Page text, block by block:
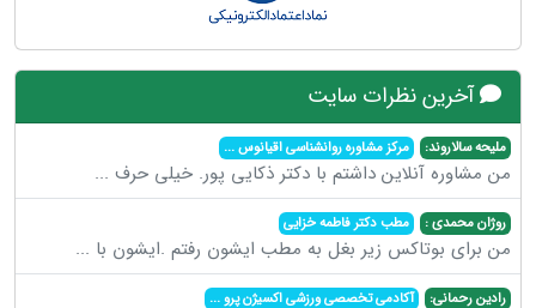
آخرین نظرات سایت
ملیحه سالاروند: مرکز مشاوره روانشناسی اقیانوس...
من مشاوره آنلاین داشتم با دکتر ذکایی پور. خیلی حرف ...
روژان محمدی : مطب دکتر فاطمه خزایی
من برای بوتاکس زیر بغل به مطب ایشون رفتم .ایشون با ...
رادین رحمانی: آکادمی تخصصی ورزشی اکسیژن پرو...